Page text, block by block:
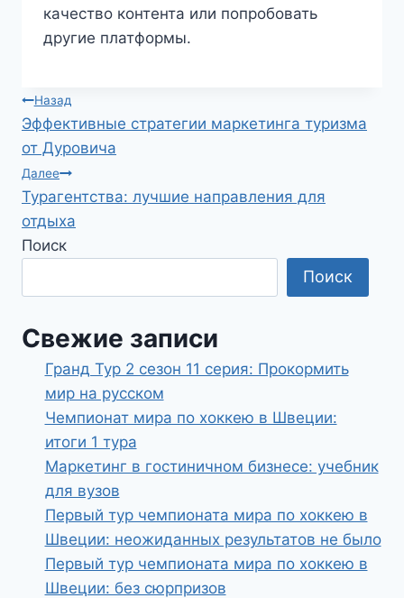
качество контента или попробовать
другие платформы.
Навигация
по
записям
Назад
Эффективные стратегии маркетинга туризма
от Дуровича
Далее
Турагентства: лучшие направления для
отдыха
Поиск
Поиск
Свежие записи
Гранд Тур 2 сезон 11 серия: Прокормить
мир на русском
Чемпионат мира по хоккею в Швеции:
итоги 1 тура
Маркетинг в гостиничном бизнесе: учебник
для вузов
Первый тур чемпионата мира по хоккею в
Швеции: неожиданных результатов не было
Первый тур чемпионата мира по хоккею в
Швеции: без сюрпризов